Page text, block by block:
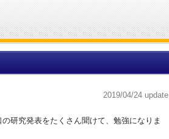
2019/04/24 update
研究発表をたくさん聞けて、勉強になりま